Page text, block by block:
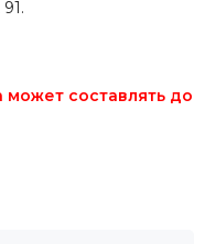
составлять до